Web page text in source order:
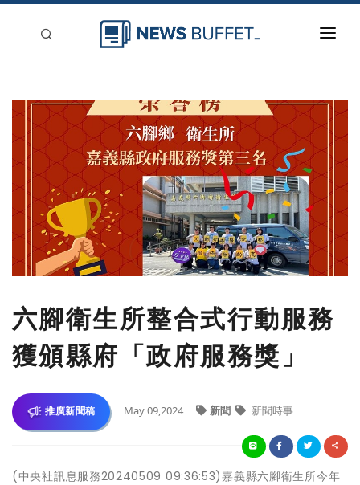
新聞稿分類
登入
刊登
六腳衛生所整合式行動服務
獲頒縣府「政府服務獎」
推廣新聞稿 May 09,2024 新聞 新聞時事
(中央社訊息服務20240509 09:36:53)嘉義縣六腳衛生所今年